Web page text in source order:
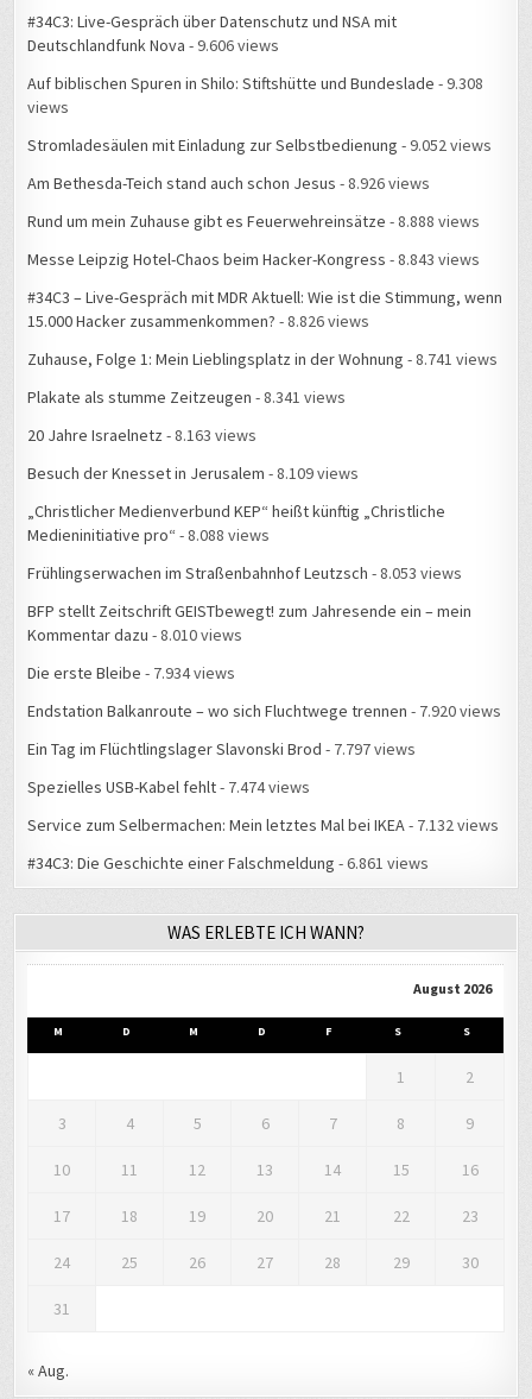
#34C3: Live-Gespräch über Datenschutz und NSA mit
Deutschlandfunk Nova - 9.606 views
Auf biblischen Spuren in Shilo: Stiftshütte und Bundeslade - 9.308
views
Stromladesäulen mit Einladung zur Selbstbedienung - 9.052 views
Am Bethesda-Teich stand auch schon Jesus - 8.926 views
Rund um mein Zuhause gibt es Feuerwehreinsätze - 8.888 views
Messe Leipzig Hotel-Chaos beim Hacker-Kongress - 8.843 views
#34C3 – Live-Gespräch mit MDR Aktuell: Wie ist die Stimmung, wenn
15.000 Hacker zusammenkommen? - 8.826 views
Zuhause, Folge 1: Mein Lieblingsplatz in der Wohnung - 8.741 views
Plakate als stumme Zeitzeugen - 8.341 views
20 Jahre Israelnetz - 8.163 views
Besuch der Knesset in Jerusalem - 8.109 views
„Christlicher Medienverbund KEP“ heißt künftig „Christliche
Medieninitiative pro“ - 8.088 views
Frühlingserwachen im Straßenbahnhof Leutzsch - 8.053 views
BFP stellt Zeitschrift GEISTbewegt! zum Jahresende ein – mein
Kommentar dazu - 8.010 views
Die erste Bleibe - 7.934 views
Endstation Balkanroute – wo sich Fluchtwege trennen - 7.920 views
Ein Tag im Flüchtlingslager Slavonski Brod - 7.797 views
Spezielles USB-Kabel fehlt- 7.474 views
Service zum Selbermachen: Mein letztes Mal bei IKEA- 7.132 views
#34C3: Die Geschichte einer Falschmeldung - 6.861 views
WAS ERLEBTE ICH WANN?
August 2026
M D M D F S S
1 2
3 4 5 6 7 8 9
10 11 12 13 14 15 16
17 18 19 20 21 22 23
24 25 26 27 28 29 30
31
« Aug.